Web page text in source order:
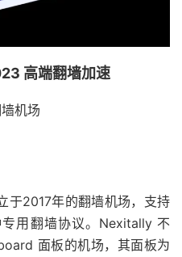
高端翻墙加速
机场
于2017年的翻墙机场，支持
用翻墙协议。Nexitally 不
面板的机场，其面板为